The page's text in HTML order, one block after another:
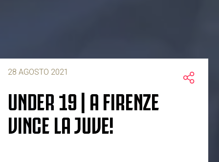
28 AGOSTO 2021
UNDER 19 | A FIRENZE
VINCE LA JUVE!